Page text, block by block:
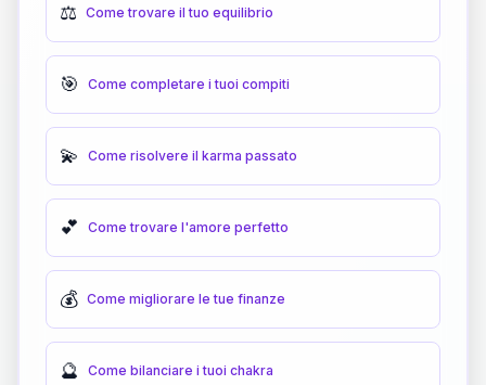
⚖️ Come trovare il tuo equilibrio
🎯 Come completare i tuoi compiti
💫 Come risolvere il karma passato
💕 Come trovare l'amore perfetto
💰 Come migliorare le tue finanze
🔮 Come bilanciare i tuoi chakra